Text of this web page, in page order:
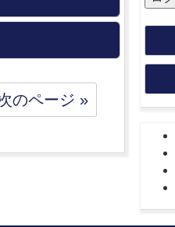
のページ »